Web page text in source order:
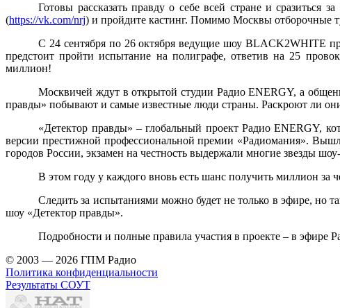
Готовы рассказать правду о себе всей стране и сразиться
(https://vk.com/nrj) и пройдите кастинг. Помимо Москвы отборочные
С 24 сентября по 26 октября ведущие шоу BLACK2WHITE
предстоит пройти испытание на полиграфе, ответив на 25
миллион!
Москвичей ждут в открытой студии Радио ENERGY, а
правды» побывают и самые известные люди страны. Раскроют ли
«Детектор правды» – глобальный проект Радио ENERGY,
версии престижной профессиональной премии «Радиомания».
городов России, экзамен на честность выдержали многие звезды
В этом году у каждого вновь есть шанс получить миллион за
Следить за испытаниями можно будет не только в эфире, но
шоу «Детектор правды».
Подробности и полные правила участия в проекте – в эфире
© 2003 — 2026 ГПМ Радио
Политика конфиденциальности
Результаты СОУТ